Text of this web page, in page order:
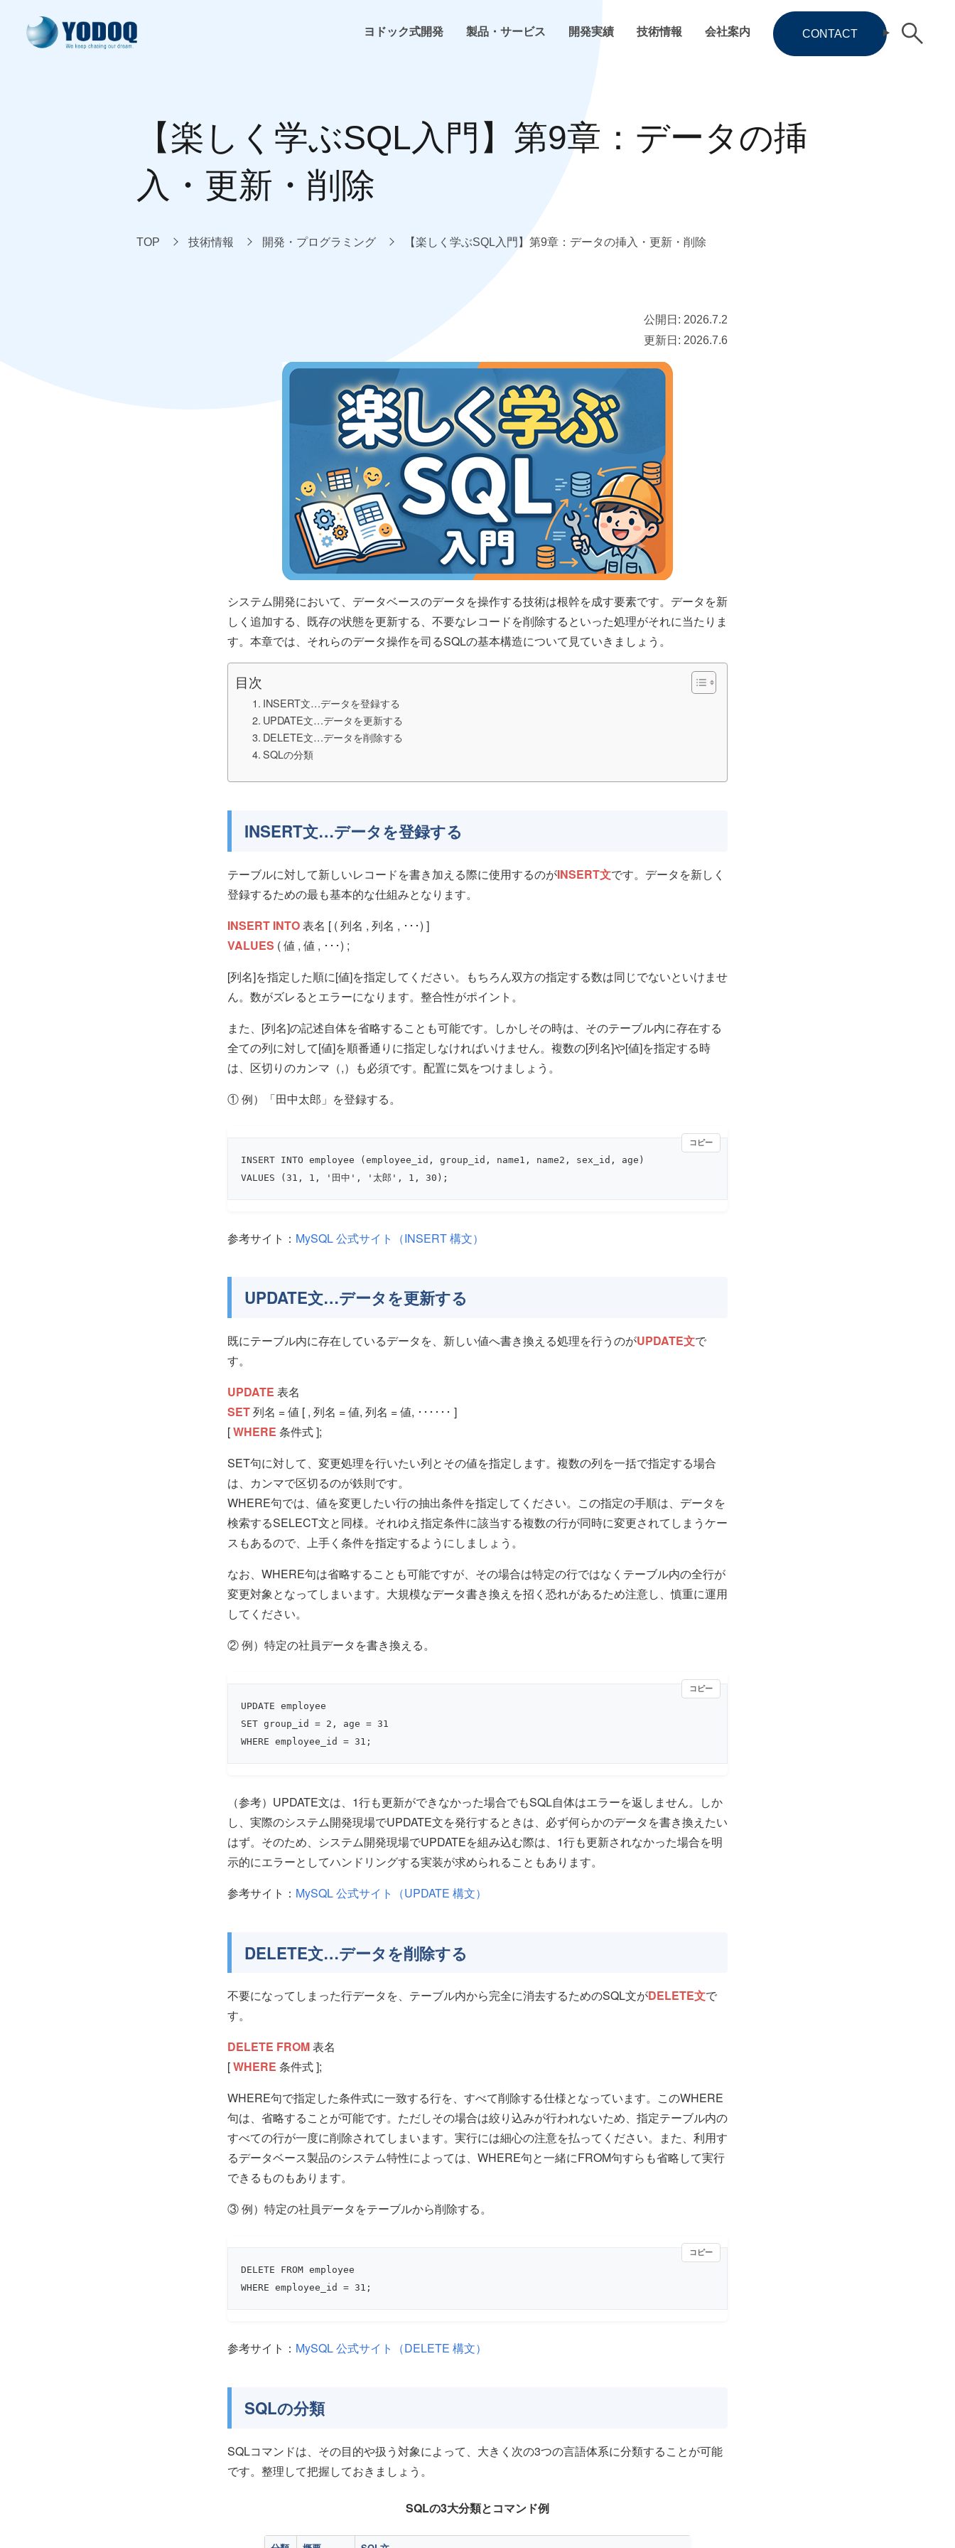
ヨドック式開発
ヨドック式開発
system development
お客様の声
製品・サービス
製品・サービス
らくちんネットショップ
開発実績
開発実績
インフラ構築
技術情報
技術情報
環境構築
会社案内
会社案内
事業内容
情報セキュリティ基本方針
【楽しく学ぶSQL入門】第9章：データの挿
入・更新・削除
TOP 技術情報 開発・プログラミング 【楽しく学ぶSQL入門】第9章：データの挿入・更新・削除
公開日: 2026.7.2
更新日: 2026.7.6
システム開発において、データベースのデータを操作する技術は根幹を成す要素です。データを新
しく追加する、既存の状態を更新する、不要なレコードを削除するといった処理がそれに当たりま
す。本章では、それらのデータ操作を司るSQLの基本構造について見ていきましょう。
目次
INSERT文…データを登録する
UPDATE文…データを更新する
DELETE文…データを削除する
SQLの分類
INSERT文…データを登録する
テーブルに対して新しいレコードを書き加える際に使用するのがINSERT文です。データを新しく
登録するための最も基本的な仕組みとなります。
INSERT INTO表名 [ ( 列名 , 列名 , ･･･) ]
VALUES ( 値 , 値 , ･･･) ;
[列名]を指定した順に[値]を指定してください。もちろん双方の指定する数は同じでないといけませ
ん。数がズレるとエラーになります。整合性がポイント。
また、[列名]の記述自体を省略することも可能です。しかしその時は、そのテーブル内に存在する
全ての列に対して[値]を順番通りに指定しなければいけません。複数の[列名]や[値]を指定する時
は、区切りのカンマ（,）も必須です。配置に気をつけましょう。
① 例）「田中太郎」を登録する。
コピー
INSERT INTO employee (employee_id, group_id, name1, name2, sex_id, age)
VALUES (31, 1, '田中', '太郎', 1, 30);
参考サイト： MySQL 公式サイト（INSERT 構文）
UPDATE文…データを更新する
既にテーブル内に存在しているデータを、新しい値へ書き換える処理を行うのがUPDATE文で
す。
UPDATE 表名
SET列名 = 値 [ , 列名 = 値, 列名 = 値, ･･････ ]
[WHERE 条件式 ];
SET句に対して、変更処理を行いたい列とその値を指定します。複数の列を一括で指定する場合
は、カンマで区切るのが鉄則です。
WHERE句では、値を変更したい行の抽出条件を指定してください。この指定の手順は、データを
検索するSELECT文と同様。それゆえ指定条件に該当する複数の行が同時に変更されてしまうケー
スもあるので、上手く条件を指定するようにしましょう。
なお、WHERE句は省略することも可能ですが、その場合は特定の行ではなくテーブル内の全行が
変更対象となってしまいます。大規模なデータ書き換えを招く恐れがあるため注意し、慎重に運用
してください。
② 例）特定の社員データを書き換える。
コピー
UPDATE employee
SET group_id = 2, age = 31
WHERE employee_id = 31;
（参考）UPDATE文は、1行も更新ができなかった場合でもSQL自体はエラーを返しません。しか
し、実際のシステム開発現場でUPDATE文を発行するときは、必ず何らかのデータを書き換えたい
はず。そのため、システム開発現場でUPDATEを組み込む際は、1行も更新されなかった場合を明
示的にエラーとしてハンドリングする実装が求められることもあります。
参考サイト： MySQL 公式サイト（UPDATE 構文）
DELETE文…データを削除する
不要になってしまった行データを、テーブル内から完全に消去するためのSQL文がDELETE文で
す。
DELETE FROM表名
[WHERE 条件式 ];
WHERE句で指定した条件式に一致する行を、すべて削除する仕様となっています。このWHERE
句は、省略することが可能です。ただしその場合は絞り込みが行われないため、指定テーブル内の
すべての行が一度に削除されてしまいます。実行には細心の注意を払ってください。また、利用す
るデータベース製品のシステム特性によっては、WHERE句と一緒にFROM句すらも省略して実行
できるものもあります。
③ 例）特定の社員データをテーブルから削除する。
コピー
DELETE FROM employee
WHERE employee_id = 31;
参考サイト： MySQL 公式サイト（DELETE 構文）
SQLの分類
SQLコマンドは、その目的や扱う対象によって、大きく次の3つの言語体系に分類することが可能
です。整理して把握しておきましょう。
SQLの3大分類とコマンド例
CONTACT